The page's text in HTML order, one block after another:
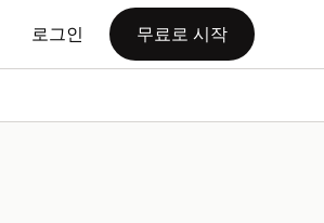
로그인 무료로 시작